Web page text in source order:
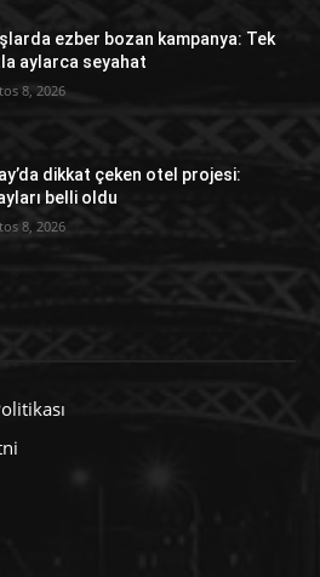
ezber bozan kampanya: Tek
aylarca seyahat
8, 2026
dikkat çeken otel projesi:
belli oldu
8, 2026